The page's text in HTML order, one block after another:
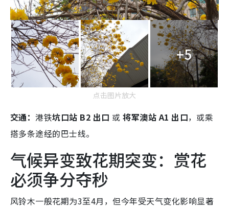
+5
点击图片放大
交通：港铁坑口站 B2 出口 或将军澳站 A1 出口，或乘
搭多条途经的巴士线。
气候异变致花期突变：赏花
必须争分夺秒
风铃木一般花期为3至4月，但今年受天气变化影响显著